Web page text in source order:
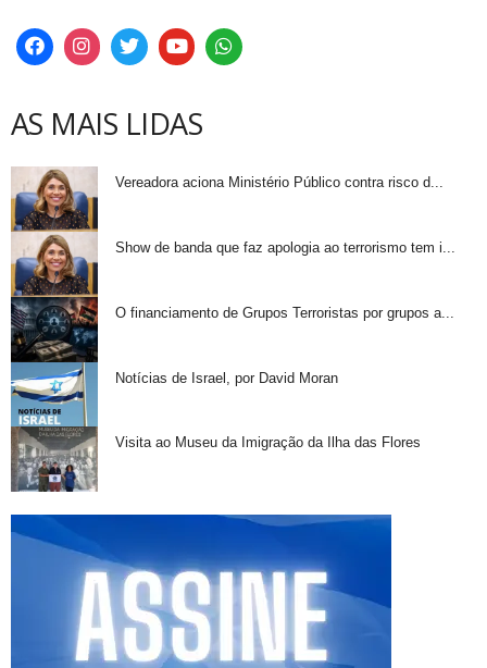
AS MAIS LIDAS
Vereadora aciona Ministério Público contra risco d...
Show de banda que faz apologia ao terrorismo tem i...
O financiamento de Grupos Terroristas por grupos a...
Notícias de Israel, por David Moran
Visita ao Museu da Imigração da Ilha das Flores